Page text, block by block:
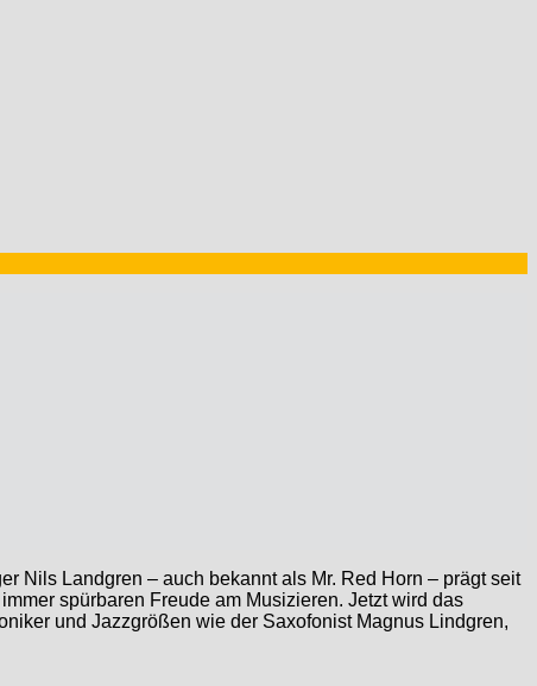
Nils Landgren – auch bekannt als Mr. Red Horn – prägt seit
spürbaren Freude am Musizieren. Jetzt wird das
und Jazzgrößen wie der Saxofonist Magnus Lindgren,